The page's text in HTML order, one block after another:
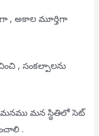
, అకాల మూర్తిగా
, సంకల్పాలను
మన స్థితిలో సెట్
.